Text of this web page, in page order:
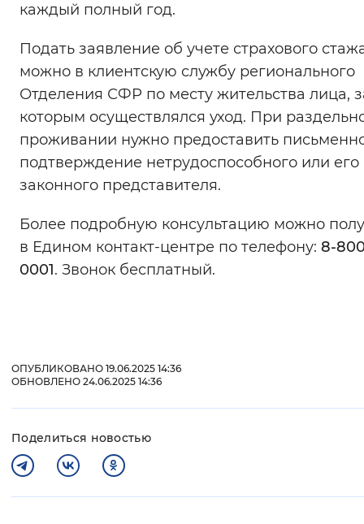
каждый полный год.
Подать заявление об учете страхового
можно в клиентскую службу регионального
Отделения СФР по месту жительства лица,
которым осуществлялся уход. При
проживании нужно предоставить
подтверждение нетрудоспособного или его
законного представителя.
Более подробную консультацию можно
в Едином контакт-центре по телефону: 8-
0001. Звонок бесплатный.
ОПУБЛИКОВАНО 19.06.2025 14:36
ОБНОВЛЕНО 24.06.2025 14:36
Поделиться новостью